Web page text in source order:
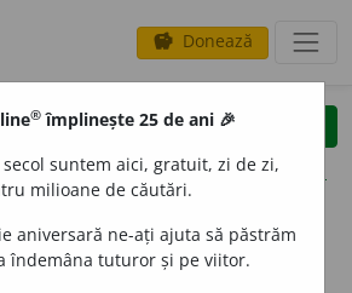
savings Donează
clear
opțiuni
volume_up (25)
® împlinește 25 de ani 🎉
suntem aici, gratuit, zi de zi,
milioane de căutări.
aniversară ne-ați ajuta să păstrăm
îndemâna tuturor și pe viitor.